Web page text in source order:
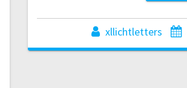
xllichtletters